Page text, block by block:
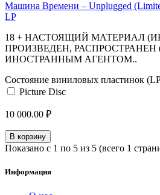
Машина Времени – Unplugged
LP
18 + НАСТОЯЩИЙ МАТЕРИАЛ
ПРОИЗВЕДЕН,
ИНОСТРАННЫМ АГЕНТОМ..
Состояние виниловых пластинок
Picture Disc
10 000.00 ₽
В корзину
Показано с 1 по 5 из 5 (всего 1
Информация